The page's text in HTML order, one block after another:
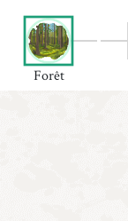
Forêt